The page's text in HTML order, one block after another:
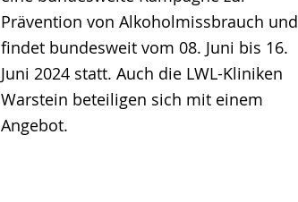
Prävention von Alkoholmissbrauch und
findet bundesweit vom 08. Juni bis 16.
Juni 2024 statt. Auch die LWL-Kliniken
Warstein beteiligen sich mit einem
Angebot.